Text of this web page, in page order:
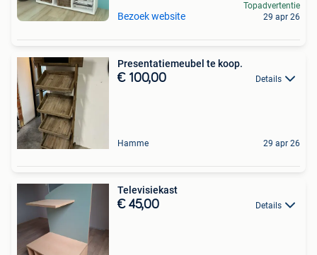
Bezoek website
Topadvertentie
29 apr 26
Presentatiemeubel te koop.
€ 100,00 Details
Hamme 29 apr 26
Televisiekast
€ 45,00 Details